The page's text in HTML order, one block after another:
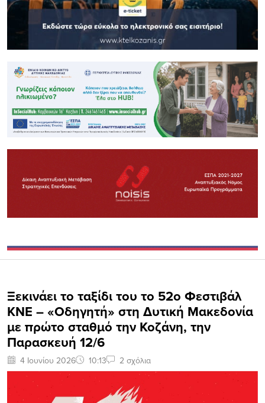
Ξεκινάει το ταξίδι του το 52ο Φεστιβάλ
ΚΝΕ – «Οδηγητή» στη Δυτική Μακεδονία
με πρώτο σταθμό την Κοζάνη, την
Παρασκευή 12/6
4 Ιουνίου 2026 10:13 2 σχόλια